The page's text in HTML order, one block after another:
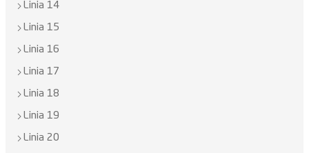
Linia 14
Linia 15
Linia 16
Linia 17
Linia 18
Linia 19
Linia 20